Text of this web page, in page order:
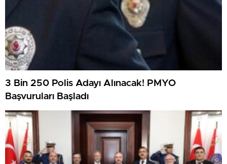
3 Bin 250 Polis Adayı Alınacak! PMYO
Başvuruları Başladı